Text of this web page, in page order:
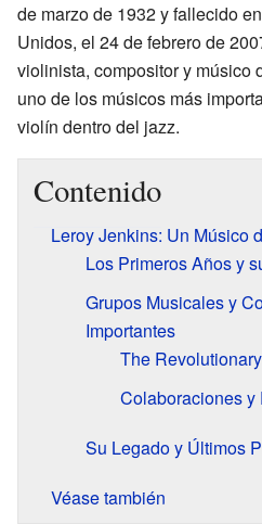
de marzo de 1932 y fallecido en
Unidos, el 24 de febrero de
violinista, compositor y músico
uno de los músicos más
violín dentro del jazz.
Contenido
Leroy Jenkins: Un Músico
Los Primeros Años y
Grupos Musicales y
Importantes
The
Colaboraciones
Su Legado y Últimos
Véase también